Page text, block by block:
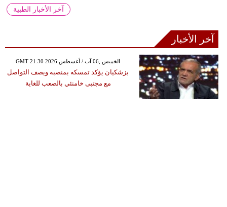
آخر الأخبار الطبية
آخر الأخبار
GMT 21:30 2026 الخميس ,06 آب / أغسطس
بزشكيان يؤكد تمسكه بمنصبه ويصف التواصل
مع مجتبى خامنئي بالصعب للغاية